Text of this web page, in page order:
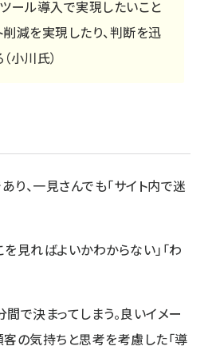
ール導入で実現したいこと
減を実現したり、判断を迅
小川氏）
、一見さんでも「サイト内で迷
見ればよいかわからない」「わ
で決まってしまう。良いイメー
客の気持ちと思考を考慮した「導